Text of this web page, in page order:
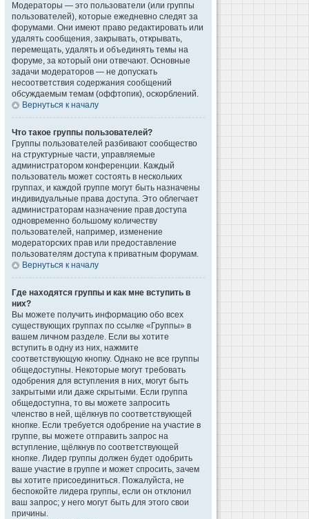
Модераторы — это пользователи (или группы
пользователей), которые ежедневно следят за
форумами. Они имеют право редактировать или
удалять сообщения, закрывать, открывать,
перемещать, удалять и объединять темы на
форуме, за который они отвечают. Основные
задачи модераторов — не допускать
несоответствия содержания сообщений
обсуждаемым темам (оффтопик), оскорблений.
Вернуться к началу
Что такое группы пользователей?
Группы пользователей разбивают сообщество
на структурные части, управляемые
администратором конференции. Каждый
пользователь может состоять в нескольких
группах, и каждой группе могут быть назначены
индивидуальные права доступа. Это облегчает
администраторам назначение прав доступа
одновременно большому количеству
пользователей, например, изменение
модераторских прав или предоставление
пользователям доступа к приватным форумам.
Вернуться к началу
Где находятся группы и как мне вступить в
них?
Вы можете получить информацию обо всех
существующих группах по ссылке «Группы» в
вашем личном разделе. Если вы хотите
вступить в одну из них, нажмите
соответствующую кнопку. Однако не все группы
общедоступны. Некоторые могут требовать
одобрения для вступления в них, могут быть
закрытыми или даже скрытыми. Если группа
общедоступна, то вы можете запросить
членство в ней, щёлкнув по соответствующей
кнопке. Если требуется одобрение на участие в
группе, вы можете отправить запрос на
вступление, щёлкнув по соответствующей
кнопке. Лидер группы должен будет одобрить
ваше участие в группе и может спросить, зачем
вы хотите присоединиться. Пожалуйста, не
беспокойте лидера группы, если он отклонил
ваш запрос; у него могут быть для этого свои
причины.